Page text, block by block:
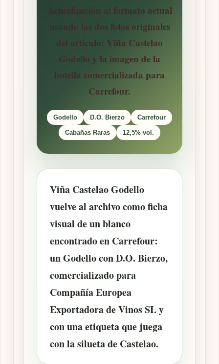
Actualización al formato actual
usando las dos fotos originales
del artículo: Viña Castelao
Godello y la imagen de la
botella comercializada para
Carrefour.
Godello D.O. Bierzo Carrefour
Cabañas Raras 12,5% vol.
Viña Castelao Godello
vuelve al archivo como ficha
visual de un blanco
encontrado en Carrefour:
un Godello conD.O. Bierzo,
comercializado para
Compañía Europea
Exportadora de Vinos SL y
con una etiqueta que juega
con la silueta de Castelao.